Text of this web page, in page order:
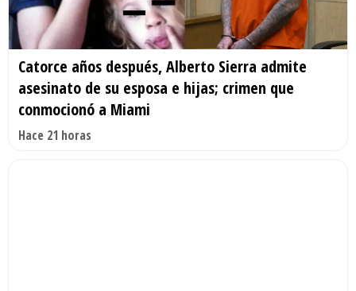
Catorce años después, Alberto Sierra admite
asesinato de su esposa e hijas; crimen que
conmocionó a Miami
Hace 21 horas